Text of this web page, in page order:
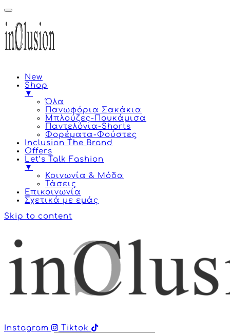
New
Shop
▼
Όλα
Πανωφόρια Σακάκια
Μπλούζες-Πουκάμισα
Παντελόνια-Shorts
Φορέματα-Φούστες
Inclusion The Brand
Offers
Let’s Talk Fashion
▼
Κοινωνία & Μόδα
Τάσεις
Επικοινωνία
Σχετικά με εμάς
Skip to content
Instagram
Tiktok